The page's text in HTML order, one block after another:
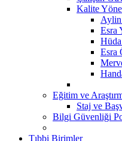
Kalite
Esra
Esra
Eğitim ve
Staj ve
Bilgi Güvenliği
Tıbbi Birimler